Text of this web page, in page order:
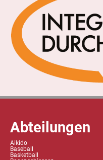
Abteilungen
Aikido
Baseball
Basketball